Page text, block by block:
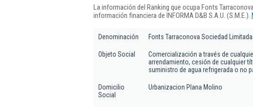
La información del Ranking que ocupa Fonts
información financiera de INFORMA D&B S.A.U. (S.M.E.).
Denominación Fonts Tarraconova Sociedad Limitada.
Objeto Social
Comercialización a través de
arrendamiento, cesión de cualquier
suministro de agua refrigerada o no
Domicilio
Social
Urbanizacion Plana Molino